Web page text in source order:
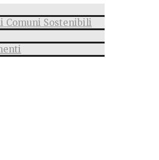
Comuni Sostenibili